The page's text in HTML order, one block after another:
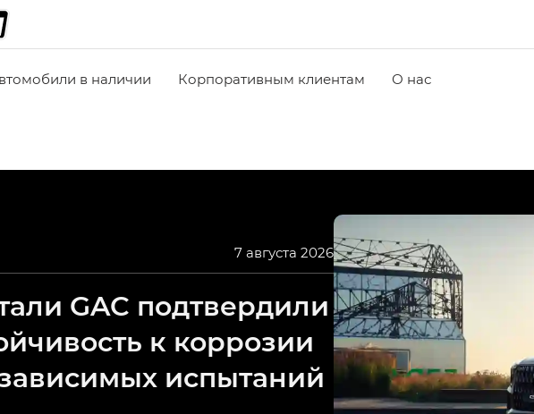
в наличии Корпоративным клиентам О нас
7 августа 2026
GAC подтвердили
к коррозии
испытаний